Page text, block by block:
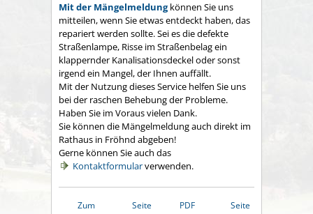
Mit der Mängelmeldungkönnen Sie uns
mitteilen, wenn Sie etwas entdeckt haben, das
repariert werden sollte. Sei es die defekte
Straßenlampe, Risse im Straßenbelag ein
klappernder Kanalisationsdeckel oder sonst
irgend ein Mangel, der Ihnen auffällt.
Mit der Nutzung dieses Service helfen Sie uns
bei der raschen Behebung der Probleme.
Haben Sie im Voraus vielen Dank.
Sie können die Mängelmeldung auch direkt im
Rathaus in Fröhnd abgeben!
Gerne können Sie auch das
Kontaktformularverwenden.
Zum
Seite
PDF
Seite